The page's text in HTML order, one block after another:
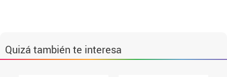
Quizá también te interesa